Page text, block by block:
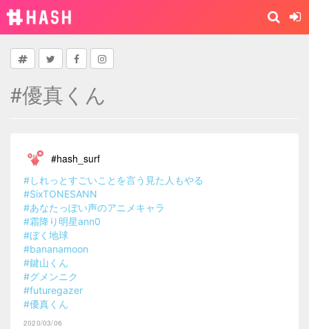
#優真くん
#hash_surf
#しれっとすごいことを言う見た人もやる
#SixTONESANN
#あなたっぽい声のアニメキャラ
#霜降り明星ann0
#ぼく地球
#bananamoon
#鍵山くん
#グメンニク
#futuregazer
#優真くん
2020/03/06